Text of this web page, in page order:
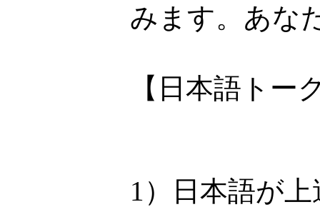
みます。あな
【日本語ト
1）日本語が